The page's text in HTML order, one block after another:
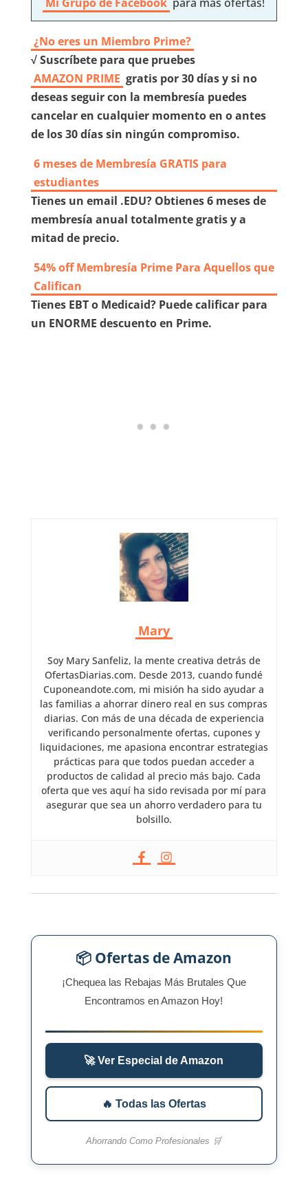
¿No eres un Miembro Prime?
√ Suscríbete para que pruebes
AMAZON PRIME gratis por 30 días y si no
deseas seguir con la membresía puedes
cancelar en cualquier momento en o antes
de los 30 días sin ningún compromiso.
6 meses de Membresía GRATIS para
estudiantes
Tienes un email .EDU? Obtienes 6 meses de
membresía anual totalmente gratis y a
mitad de precio.
54% off Membresía Prime Para Aquellos que
Califican
Tienes EBT o Medicaid? Puede calificar para
un ENORME descuento en Prime.
Mary
Soy Mary Sanfeliz, la mente creativa detrás de
OfertasDiarias.com. Desde 2013, cuando fundé
Cuponeandote.com, mi misión ha sido ayudar a
las familias a ahorrar dinero real en sus compras
diarias. Con más de una década de experiencia
verificando personalmente ofertas, cupones y
liquidaciones, me apasiona encontrar estrategias
prácticas para que todos puedan acceder a
productos de calidad al precio más bajo. Cada
oferta que ves aquí ha sido revisada por mí para
asegurar que sea un ahorro verdadero para tu
bolsillo.
📦 Ofertas de Amazon
¡Chequea las Rebajas Más Brutales Que
Encontramos en Amazon Hoy!
🚀 Ver Especial de Amazon
🔥 Todas las Ofertas
Ahorrando Como Profesionales 🛒